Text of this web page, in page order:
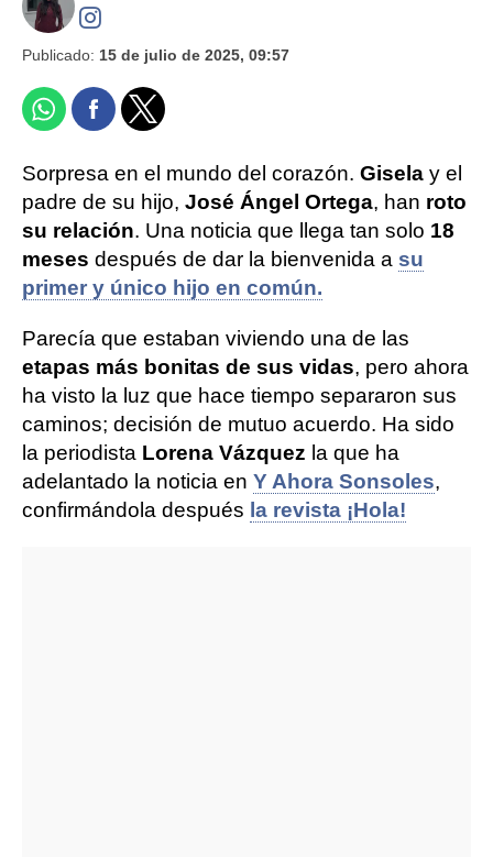
Publicado: 15 de julio de 2025, 09:57
Sorpresa en el mundo del corazón. Gisela y el
padre de su hijo, José Ángel Ortega, han roto
su relación. Una noticia que llega tan solo 18
meses después de dar la bienvenida a su
primer y único hijo en común.
Parecía que estaban viviendo una de las
etapas más bonitas de sus vidas, pero ahora
ha visto la luz que hace tiempo separaron sus
caminos; decisión de mutuo acuerdo. Ha sido
la periodista Lorena Vázquez la que ha
adelantado la noticia en Y Ahora Sonsoles,
confirmándola después la revista ¡Hola!